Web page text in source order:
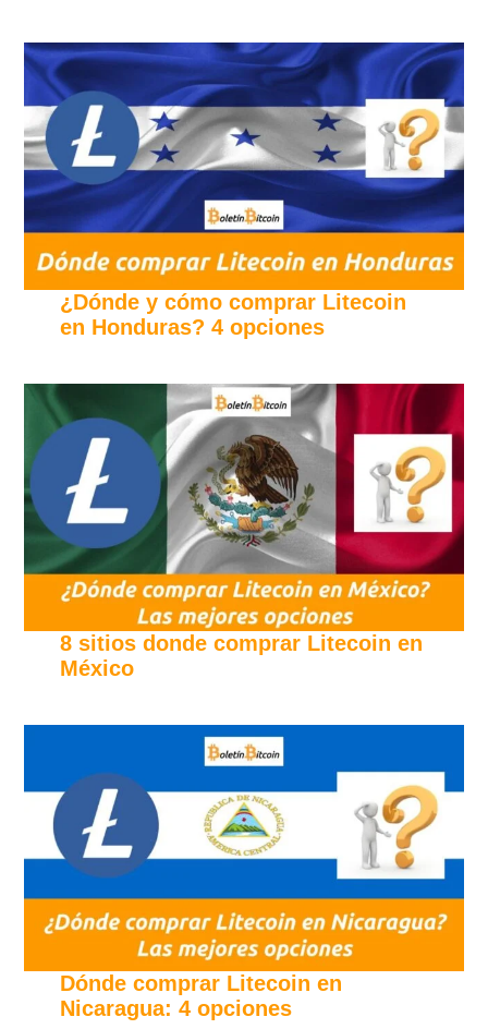
¿Dónde y cómo comprar Litecoin
en Honduras? 4 opciones
8 sitios donde comprar Litecoin en
México
Dónde comprar Litecoin en
Nicaragua: 4 opciones